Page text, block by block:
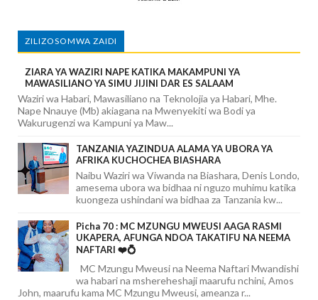
ZILIZOSOMWA ZAIDI
ZIARA YA WAZIRI NAPE KATIKA MAKAMPUNI YA
MAWASILIANO YA SIMU JIJINI DAR ES SALAAM
Waziri wa Habari, Mawasiliano na Teknolojia ya Habari, Mhe.
Nape Nnauye (Mb) akiagana na Mwenyekiti wa Bodi ya
Wakurugenzi wa Kampuni ya Maw...
TANZANIA YAZINDUA ALAMA YA UBORA YA
AFRIKA KUCHOCHEA BIASHARA
Naibu Waziri wa Viwanda na Biashara, Denis Londo,
amesema ubora wa bidhaa ni nguzo muhimu katika
kuongeza ushindani wa bidhaa za Tanzania kw...
Picha 70 : MC MZUNGU MWEUSI AAGA RASMI
UKAPERA, AFUNGA NDOA TAKATIFU NA NEEMA
NAFTARI ❤️💍
MC Mzungu Mweusi na Neema Naftari Mwandishi
wa habari na mshereheshaji maarufu nchini, Amos
John, maarufu kama MC Mzungu Mweusi, ameanza r...